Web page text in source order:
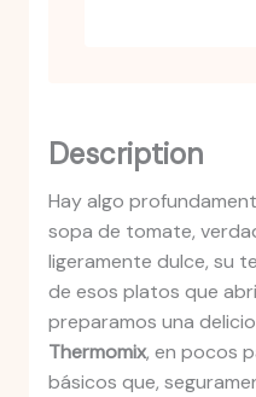
Description
Hay algo
sopa de tomate,
ligeramente dulce, su
de esos platos que
preparamos una
Thermomix, en pocos
básicos que,